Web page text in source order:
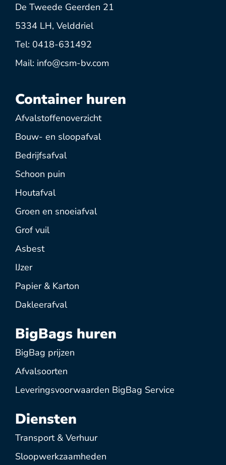
De Tweede Geerden 21
5334 LH, Velddriel
Tel: 0418-631492
Mail: info@csm-bv.com
Container huren
Afvalstoffenoverzicht
Bouw- en sloopafval
Bedrijfsafval
Schoon puin
Houtafval
Groen en snoeiafval
Grof vuil
Asbest
IJzer
Papier & Karton
Dakleerafval
BigBags huren
BigBag prijzen
Afvalsoorten
Leveringsvoorwaarden BigBag Service
Diensten
Transport & Verhuur
Sloopwerkzaamheden